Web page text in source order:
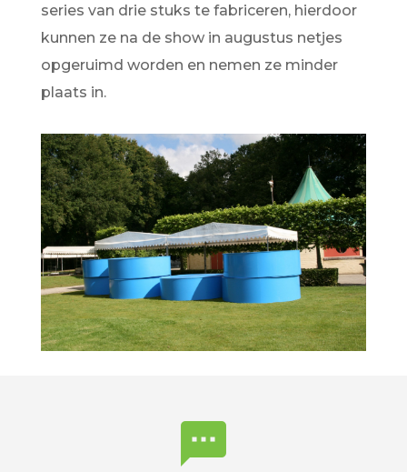
series van drie stuks te fabriceren, hierdoor
kunnen ze na de show in augustus netjes
opgeruimd worden en nemen ze minder
plaats in.
